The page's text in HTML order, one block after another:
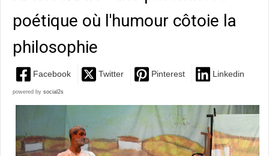
poétique où l'humour côtoie la
philosophie
Facebook Twitter Pinterest Linkedin
powered by social2s